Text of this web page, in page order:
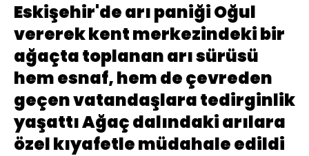
Eskişehir'de arı paniği Oğul
vererek kent merkezindeki bir
ağaçta toplanan arı sürüsü
hem esnaf, hem de çevreden
geçen vatandaşlara tedirginlik
yaşattı Ağaç dalındaki arılara
özel kıyafetle müdahale edildi